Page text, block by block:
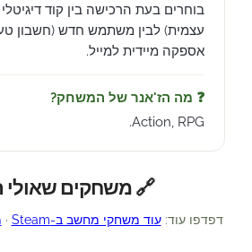
בוחרים בעת הרכישה בין קוד
עצמית) לבין משתמש חדש (חשבון
אספקה מיידית למייל.
❓ מה הז'אנר של המשחק?
Action, RPG.
🔗 משחקים שאולי
דפדפו עוד:עוד משחקי מחשב ב-Steam ·